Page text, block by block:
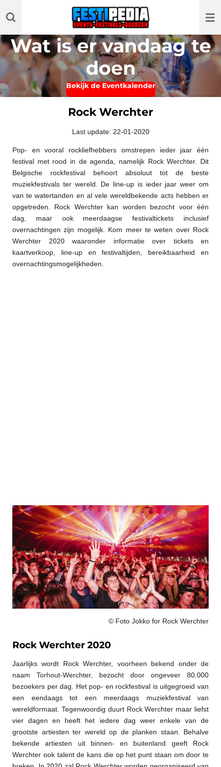
direct
de
hoofdinhoud
Wat is er vandaag te
doen
Bekijk de Eventkalender
Rock Werchter
Last update: 22-01-2020
Pop- en vooral rockliefhebbers omstrepen ieder jaar één
festival met rood in de agenda, namelijk Rock Werchter. Dit
Belgische rockfestival behoort absoluut tot de beste
muziekfestivals ter wereld. De line-up is ieder jaar weer om
van te watertanden en al vele wereldbekende acts hebben er
opgetreden. Rock Werchter kan worden bezocht voor één
dag, maar ook meerdaagse festivaltickets inclusief
overnachtingen zijn mogelijk. Kom meer te weten over Rock
Werchter 2020 waaronder informatie over tickets en
kaartverkoop, line-up en festivaltijden, bereikbaarheid en
overnachtingsmogelijkheden.
© Foto Jokko for Rock Werchter
Rock Werchter 2020
Jaarlijks wordt Rock Werchter, voorheen bekend onder de
naam Torhout-Werchter, bezocht door ongeveer 80.000
bezoekers per dag. Het pop- en rockfestival is uitgegroeid van
een eendaags tot een meerdaags muziekfestival van
wereldformaat. Tegenwoordig duurt Rock Werchter maar liefst
vier dagen en heeft het iedere dag weer enkele van de
grootste artiesten ter wereld op de planken staan. Behalve
bekende artiesten uit binnen- en buitenland geeft Rock
Werchter ook talent de kans die op het punt staan om door te